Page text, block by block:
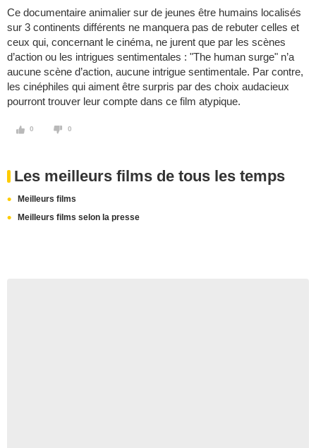
Ce documentaire animalier sur de jeunes être humains localisés
sur 3 continents différents ne manquera pas de rebuter celles et
ceux qui, concernant le cinéma, ne jurent que par les scènes
d’action ou les intrigues sentimentales : "The human surge" n’a
aucune scène d’action, aucune intrigue sentimentale. Par contre,
les cinéphiles qui aiment être surpris par des choix audacieux
pourront trouver leur compte dans ce film atypique.
0 0
Les meilleurs films de tous les temps
Meilleurs films
Meilleurs films selon la presse